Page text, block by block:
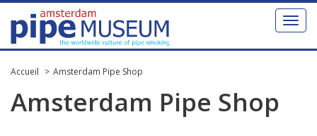
Toggle
Accueil Amsterdam Pipe Shop
Amsterdam Pipe Shop